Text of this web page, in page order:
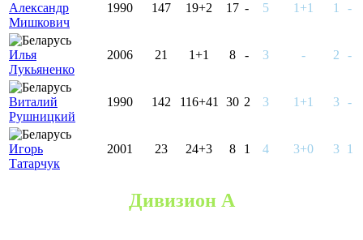
Александр
Мишкович
1990 147 19+2 17 - 5 1+1 1 -
Илья
Лукьяненко
2006 21 1+1 8 - 3 - 2 -
Виталий
Рушницкий
1990 142 116+41 30 2 3 1+1 3 -
Игорь
Татарчук
2001 23 24+3 8 1 4 3+0 3 1
Дивизион A